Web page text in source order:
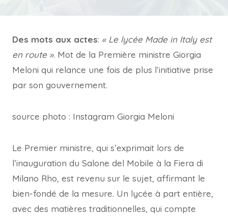
Des mots aux actes: « Le lycée Made in Italy est
en route ». Mot de la Première ministre Giorgia
Meloni qui relance une fois de plus l’initiative prise
par son gouvernement.
source photo : Instagram Giorgia Meloni
Le Premier ministre, qui s’exprimait lors de
l’inauguration du Salone del Mobile à la Fiera di
Milano Rho, est revenu sur le sujet, affirmant le
bien-fondé de la mesure. Un lycée à part entière,
avec des matières traditionnelles, qui compte